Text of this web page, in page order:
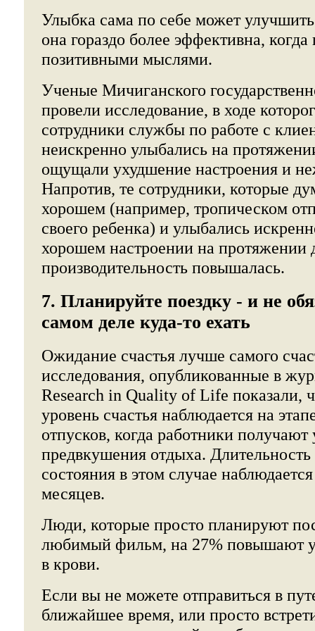
Улыбка сама по себе может
она гораздо более эффективна,
позитивными мыслями.
Ученые Мичиганского
провели исследование, в ходе
сотрудники службы по работе с
неискренно улыбались на
ощущали ухудшение настроения и
Напротив, те сотрудники, которые
хорошем (например, тропическом
своего ребенка) и улыбались
хорошем настроении на протяжении
производительность повышалась.
7. Планируйте поездку - и не
самом деле куда-то ехать
Ожидание счастья лучше самого
исследования, опубликованные в
Research in Quality of Life показали,
уровень счастья наблюдается на
отпусков, когда работники получают
предвкушения отдыха. Длительность
состояния в этом случае
месяцев.
Люди, которые просто планируют
любимый фильм, на 27% повышают
в крови.
Если вы не можете отправиться в
ближайшее время, или просто